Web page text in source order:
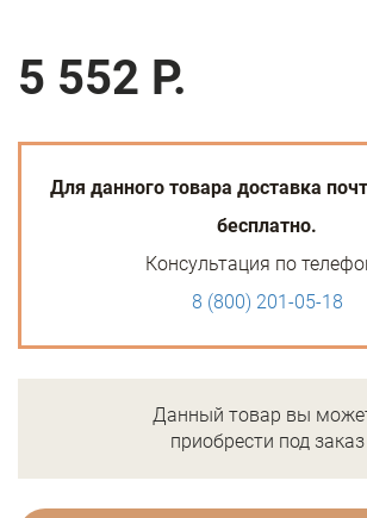
5 552 Р.
Для данного товара доставка
бесплатно.
Консультация по
8 (800) 201-05-18
Данный товар вы
приобрести под заказ